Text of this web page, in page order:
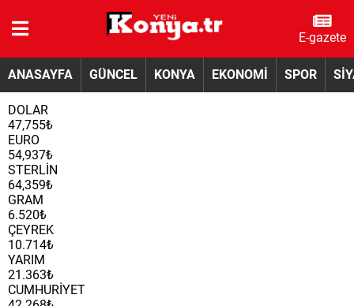
E-gazete
ANASAYFA GÜNCEL KONYA EKONOMİ SPOR
DOLAR
47,755₺
EURO
54,937₺
STERLİN
64,359₺
GRAM
6.520₺
ÇEYREK
10.714₺
YARIM
21.363₺
CUMHURİYET